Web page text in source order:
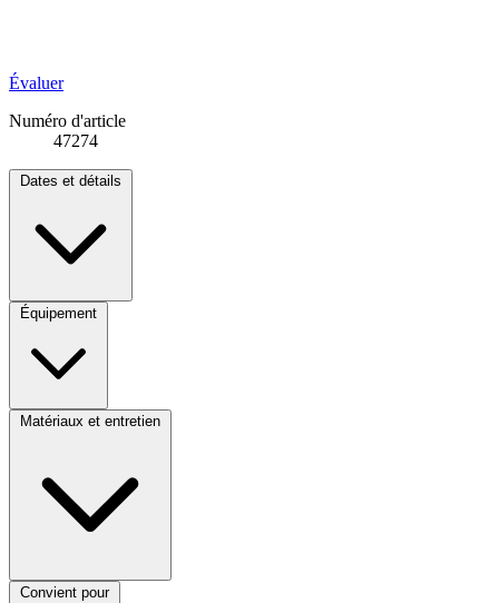
Évaluer
Numéro d'article
47274
Dates et détails
Équipement
Matériaux et entretien
Convient pour